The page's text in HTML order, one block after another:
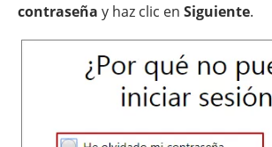
contraseña y haz clic en Siguiente.